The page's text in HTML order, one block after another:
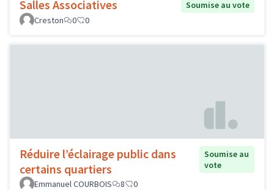
Salles Associatives
Soumise au vote
Creston
0 0
Réduire l’éclairage public dans
certains quartiers
Soumise au
vote
Emmanuel COURBOIS
8 0